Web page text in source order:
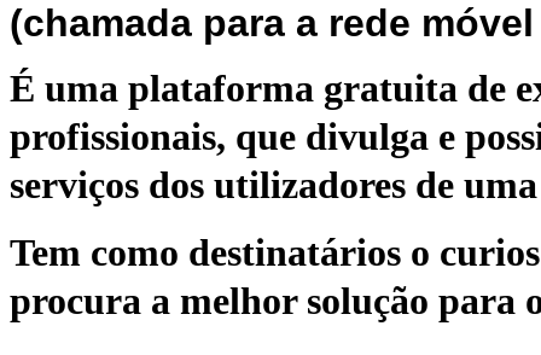
(chamada para a rede
É uma plataforma gratuita de
profissionais, que divulga e
serviços dos utilizadores de
Tem como destinatários o
procura a melhor solução para